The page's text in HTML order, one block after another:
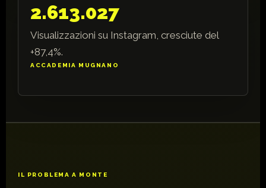
2.613.027
Visualizzazioni su Instagram, cresciute del
+87,4%.
ACCADEMIA MUGNANO
IL PROBLEMA A MONTE